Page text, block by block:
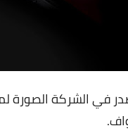
الشركة الصورة لم